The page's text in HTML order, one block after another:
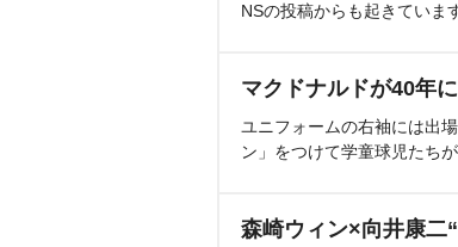
NSの投稿からも起きていま
マクドナルドが40年
ユニフォームの右袖には出
ン」をつけて学童球児たち
森崎ウィン×向井康二